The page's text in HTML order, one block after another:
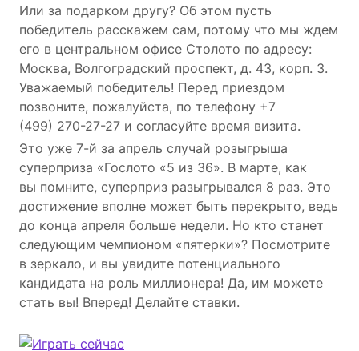
Или за подарком другу? Об этом пусть
победитель расскажем сам, потому что мы ждем
его в центральном офисе Столото по адресу:
Москва, Волгоградский проспект, д. 43, корп. 3.
Уважаемый победитель! Перед приездом
позвоните, пожалуйста, по телефону +7
(499) 270-27-27 и согласуйте время визита.
Это уже 7-й за апрель случай розыгрыша
суперприза «Гослото «5 из 36». В марте, как
вы помните, суперприз разыгрывался 8 раз. Это
достижение вполне может быть перекрыто, ведь
до конца апреля больше недели. Но кто станет
следующим чемпионом «пятерки»? Посмотрите
в зеркало, и вы увидите потенциального
кандидата на роль миллионера! Да, им можете
стать вы! Вперед! Делайте ставки.